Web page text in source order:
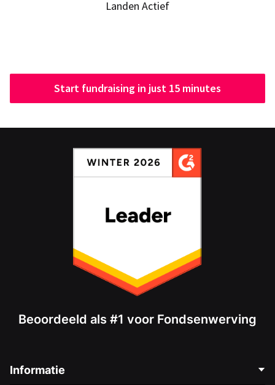
Landen Actief
Start fundraising in just 15 minutes
Beoordeeld als #1 voor Fondsenwerving
Informatie